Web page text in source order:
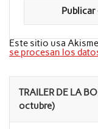
Este sitio usa
se procesan los
TRAILER DE LA
octubre)